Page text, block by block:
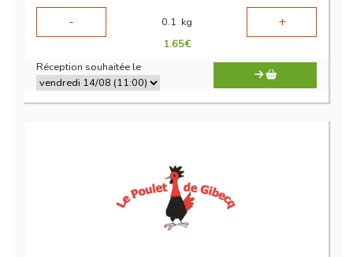
-
0.1 kg +
1.65€
Réception souhaitée le